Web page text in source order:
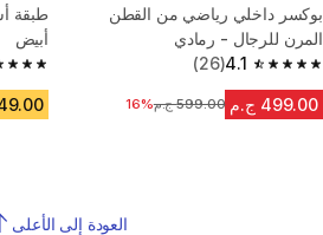
بوكسر داخلي رياضي من القطن
المرن للرجال - رمادي
4.1
4.1 out of 5 stars from 26 reviews
(26)
499.00 ج.م السعر قبل التخفيض
599.00 ج.م 16%
طبقة
أبيض
4.7 out of 5 stars from 14527 reviews
849.00
العودة إلى الأعلى